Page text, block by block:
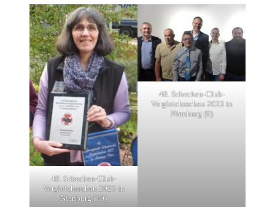
48. Schecken-Club-
Vergleichsschau 2023 in
Nienburg (10)
48. Schecken-Club-
Vergleichsschau 2023 in
Nienburg (9)